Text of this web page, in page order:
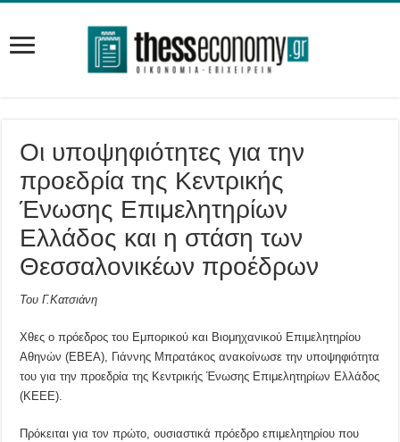
Οι υποψηφιότητες για την
προεδρία της Κεντρικής
Ένωσης Επιμελητηρίων
Ελλάδος και η στάση των
Θεσσαλονικέων προέδρων
Του Γ.Κατσιάνη
Χθες ο πρόεδρος του Εμπορικού και Βιομηχανικού Επιμελητηρίου
Αθηνών (ΕΒΕΑ), Γιάννης Μπρατάκος ανακοίνωσε την υποψηφιότητα
του για την προεδρία της Κεντρικής Ένωσης Επιμελητηρίων Ελλάδος
(ΚΕΕΕ).
Πρόκειται για τον πρώτο, ουσιαστικά πρόεδρο επιμελητηρίου που